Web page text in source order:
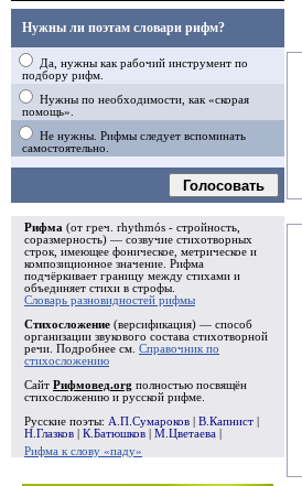
Нужны ли поэтам словари рифм?
Да, нужны как рабочий инструмент по
подбору рифм.
Нужны по необходимости, как «скорая
помощь».
Не нужны. Рифмы следует вспоминать
самостоятельно.
Голосовать
Рифма (от греч. rhythmós - стройность,
соразмерность) — созвучие стихотворных
строк, имеющее фоническое, метрическое и
композиционное значение. Рифма
подчёркивает границу между стихами и
объединяет стихи в строфы
Словарь разновидностей рифмы
Стихосложение (версификация) — способ
организации звукового состава стихотворной
речи. Подробнее см. Справочник по
стихосложению
Сайт Рифмовед.org полностью посвящён
стихосложению и русской рифме.
Русские поэты: А.П.Сумароков В.Капнист
Н.Глазков
К.Батюшков М.Цветаева
Рифма к слову «паду»